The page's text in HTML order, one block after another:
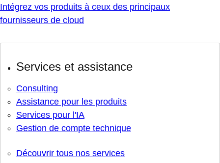
Intégrez vos produits à ceux des principaux
fournisseurs de cloud
Services et assistance
Consulting
Assistance pour les produits
Services pour l'IA
Gestion de compte technique
Découvrir tous nos services